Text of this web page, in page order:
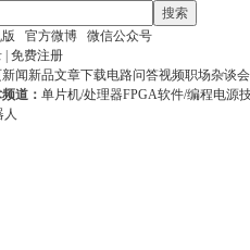
搜索
官方微博
微信公众号
免费注册
新闻新品文章下载电路问答视频职场杂谈
道： 单片机/处理器FPGA软件/编程电源
人